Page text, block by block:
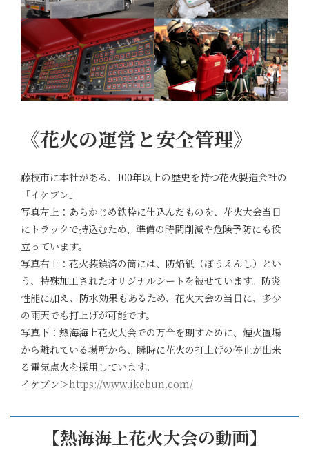
《花火の運営と安全管理》
藤枝市に本社がある、100年以上の歴史を持つ花火製造会社の
「イケブン」
写真左上：あらかじめ鉄枠に仕込んだものを、花火大会当日
にトラックで持込むため、準備の時間削減や危険予防にも役
立っています。
写真右上：花火装鎮済の筒には、防焔紙（ぼうえんし）とい
う、特殊加工されたオリジナルシートを被せています。防炎
性能に加え、防水効果もあるため、花火大会の当日に、多少
の雨天でも打上げが可能です。
写真下：熱海海上花火大会での万全を期すために、煙火置場
から離れている場所から、瞬時に花火の打上げの停止が出来
る電気点火を採用しています。
イケブン＞https://www.ikebun.com/
【熱海海上花火大会の動画】